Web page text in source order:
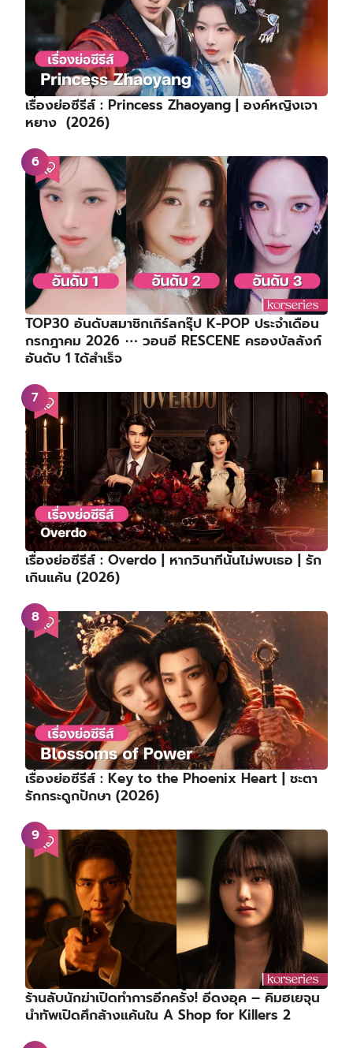
เรื่องย่อซีรีส์ : Princess Zhaoyang | องค์หญิงเจา
หยาง (2026)
TOP30 อันดับสมาชิกเกิร์ลกรุ๊ป K-POP ประจำเดือน
กรกฎาคม 2026 ⋯ วอนอี RESCENE ครองบัลลังก์
อันดับ 1 ได้สำเร็จ
เรื่องย่อซีรีส์ : Overdo | หากวินาทีนั้นไม่พบเธอ | รัก
เกินแค้น (2026)
เรื่องย่อซีรีส์ : Key to the Phoenix Heart | ชะตา
รักกระดูกปักษา (2026)
ร้านลับนักฆ่าเปิดทำการอีกครั้ง! อีดงอุค – คิมฮเยจุน
นำทัพเปิดศึกล้างแค้นใน A Shop for Killers 2